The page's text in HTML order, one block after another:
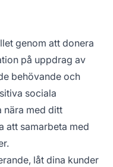
genom att donera
på uppdrag av
behövande och
sociala
nära med ditt
att samarbeta med
låt dina kunder